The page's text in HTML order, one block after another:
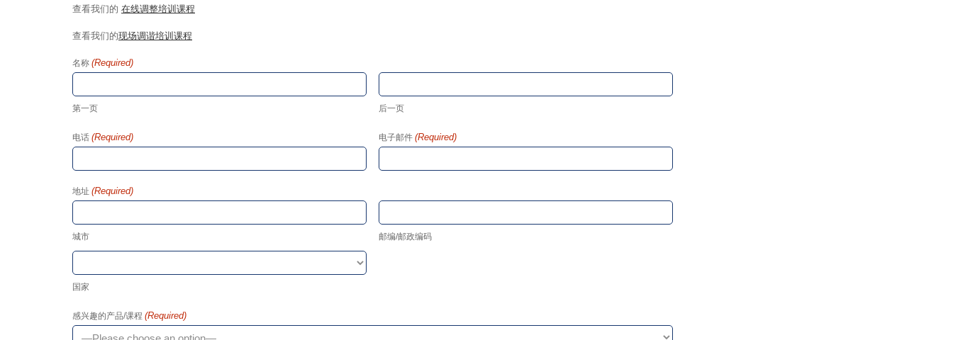
查看我们的 在线调整培训课程
查看我们的现场调谐培训课程
名称 (Required)
第一页 后一页
电话 (Required) 电子邮件 (Required)
地址 (Required)
城市 邮编/邮政编码
国家
感兴趣的产品/课程 (Required)